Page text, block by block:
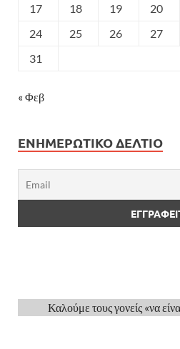
17
18 19 20
24
25 26 27
31
« Φεβ
ΕΝΗΜΕΡΩΤΙΚΌ ΔΕΛΤΊΟ
Καλούμε τους γονείς «να είναι